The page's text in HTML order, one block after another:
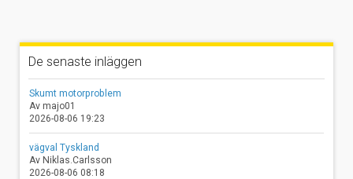
De senaste inläggen
Skumt motorproblem
Av majo01
2026-08-06 19:23
vägval Tyskland
Av Niklas.Carlsson
2026-08-06 08:18